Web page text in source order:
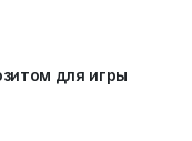
для игры